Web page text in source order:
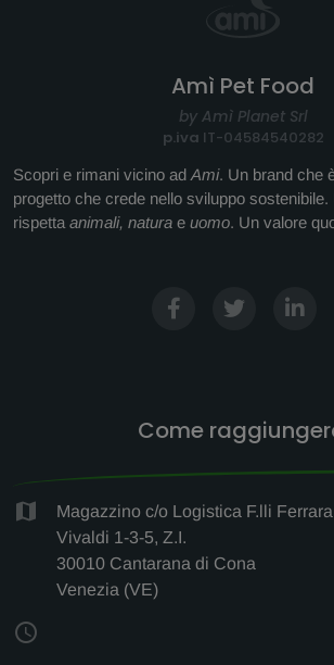
Amì Pet Food
by Amì Planet Srl
p.iva IT-04584540282
Scopri e rimani vicino ad Ami. Un brand che
progetto che crede nello sviluppo
rispetta animali, natura e uomo. Un valore
Come
Magazzino c/o Logistica F.lli
Vivaldi 1-3-5, Z.I.
30010 Cantarana di Cona
Venezia (VE)